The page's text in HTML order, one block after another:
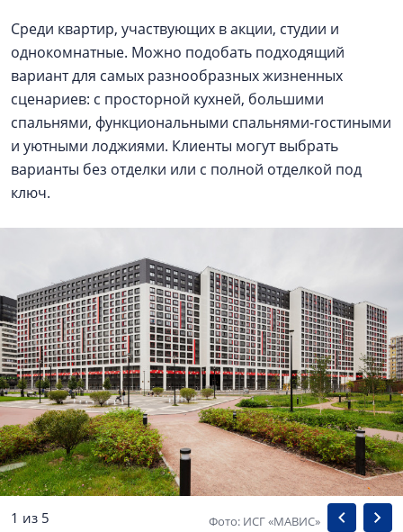
Среди квартир, участвующих в акции, студии и
однокомнатные. Можно подобать подходящий
вариант для самых разнообразных жизненных
сценариев: с просторной кухней, большими
спальнями, функциональными спальнями-гостиными
и уютными лоджиями. Клиенты могут выбрать
варианты без отделки или с полной отделкой под
ключ.
1 из 5 Фото: ИСГ «МАВИС»